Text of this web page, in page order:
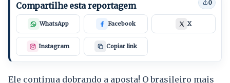
Compartilhe esta reportagem 0
WhatsApp Facebook X
Instagram Copiar link
Ele continua dobrando a aposta! O brasileiro mais